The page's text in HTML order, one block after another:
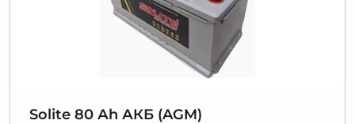
Solite 80 Аh АКБ (AGM)